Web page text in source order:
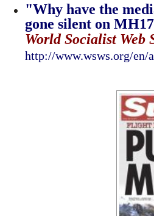
"Why have the
gone silent on
World Socialist Web
http://www.wsws.org/en/